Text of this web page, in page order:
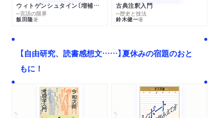
ウィトゲンシュタイン〔増補新版〕
─言語の限界
飯田隆著
古典注釈入門
─歴史と技法
鈴木健一著
【自由研究、読書感想文……】夏休みの宿題のおと
もに！